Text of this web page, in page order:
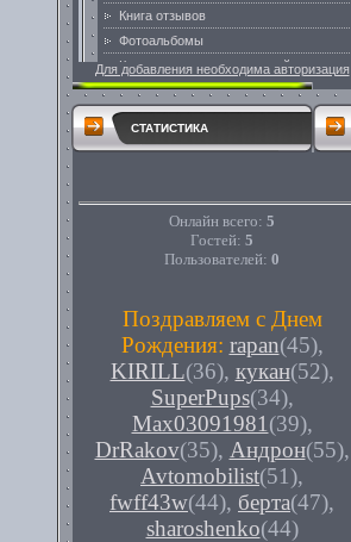
Для добавления необходима авторизация
СТАТИСТИКА
Онлайн всего: 5
Гостей: 5
Пользователей: 0
Поздравляем с Днем
Рождения: rapan(45),
KIRILL(36), кукан(52),
SuperPups(34),
Max03091981 (39),
DrRakov(35), Андрон(55),
Avtomobilist(51),
fwff43w(44), берта(47),
sharoshenko(44)